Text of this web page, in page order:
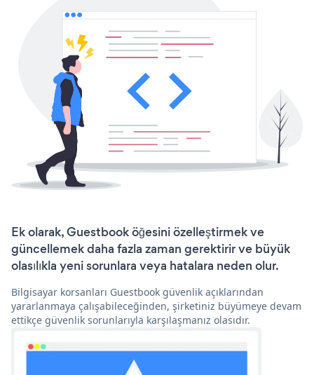
Ek olarak, Guestbook öğesini özelleştirmek ve
güncellemek daha fazla zaman gerektirir ve büyük
olasılıkla yeni sorunlara veya hatalara neden olur.
Bilgisayar korsanları Guestbook güvenlik açıklarından
yararlanmaya çalışabileceğinden, şirketiniz büyümeye devam
ettikçe güvenlik sorunlarıyla karşılaşmanız olasıdır.